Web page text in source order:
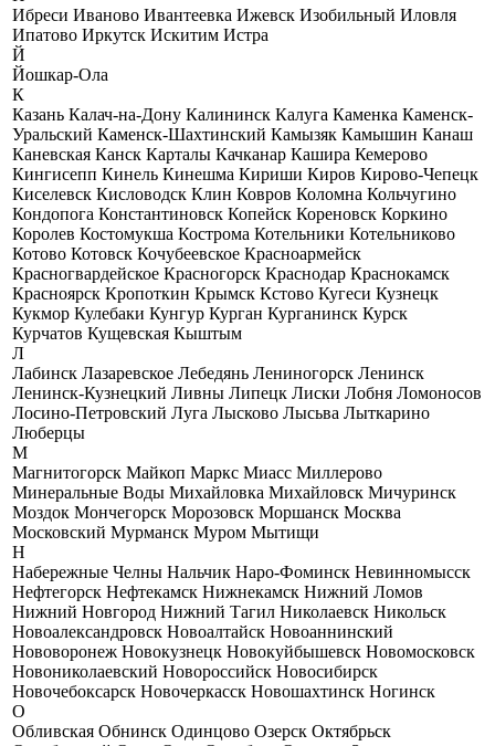
Ибреси Иваново Ивантеевка Ижевск Изобильный Иловля
Ипатово Иркутск Искитим Истра
Й
Йошкар-Ола
К
Казань Калач-на-Дону Калининск Калуга Каменка Каменск-
Уральский Каменск-Шахтинский Камызяк Камышин Канаш
Каневская Канск Карталы Качканар Кашира Кемерово
Кингисепп Кинель Кинешма Кириши Киров Кирово-Чепецк
Киселевск Кисловодск Клин Ковров Коломна Кольчугино
Кондопога Константиновск Копейск Кореновск Коркино
Королев Костомукша Кострома Котельники Котельниково
Котово Котовск Кочубеевское Красноармейск
Красногвардейское Красногорск Краснодар Краснокамск
Красноярск Кропоткин Крымск Кстово Кугеси Кузнецк
Кукмор Кулебаки Кунгур Курган Курганинск Курск
Курчатов Кущевская Кыштым
Л
Лабинск Лазаревское Лебедянь Лениногорск Ленинск
Ленинск-Кузнецкий Ливны Липецк Лиски Лобня Ломоносов
Лосино-Петровский Луга Лысково Лысьва Лыткарино
Люберцы
М
Магнитогорск Майкоп Маркс Миасс Миллерово
Минеральные Воды Михайловка Михайловск Мичуринск
Моздок Мончегорск Морозовск Моршанск Москва
Московский Мурманск Муром Мытищи
Н
Набережные Челны Нальчик Наро-Фоминск Невинномысск
Нефтегорск Нефтекамск Нижнекамск Нижний Ломов
Нижний Новгород Нижний Тагил Николаевск Никольск
Новоалександровск Новоалтайск Новоаннинский
Нововоронеж Новокузнецк Новокуйбышевск Новомосковск
Новониколаевский Новороссийск Новосибирск
Новочебоксарск Новочеркасск Новошахтинск Ногинск
О
Обливская Обнинск Одинцово Озерск Октябрьск